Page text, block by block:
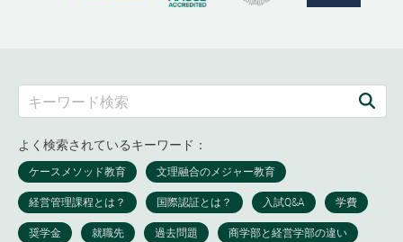
よく検索されているキーワード：